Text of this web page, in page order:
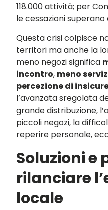
118.000 attività; per
le cessazioni superano
Questa crisi colpisce
territori ma anche la
meno negozi significa
incontro, meno
percezione di
l’avanzata sregolata
grande distribuzione,
piccoli negozi, la
reperire personale,
Soluzioni e
rilanciare
locale